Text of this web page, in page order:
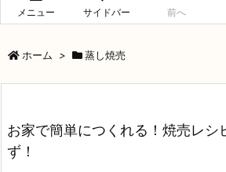
メニュー サイドバー 前へ
ホーム > 蒸し焼売
お家で簡単につくれる！焼売レシ
ず！